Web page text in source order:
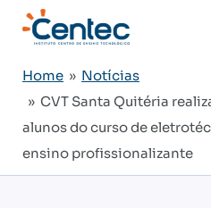
Home » Notícias
» CVT Santa Quitéria
alunos do curso de
ensino profissionalizante